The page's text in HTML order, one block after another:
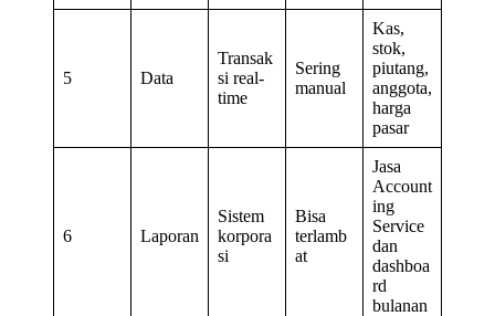
5 Data
Transak
si real-
time
Sering
manual
Kas,
stok,
piutang,
anggota,
harga
pasar
6 Laporan
Sistem
korpora
si
Bisa
terlamb
at
Jasa
Account
ing
Service
dan
dashboa
rd
bulanan